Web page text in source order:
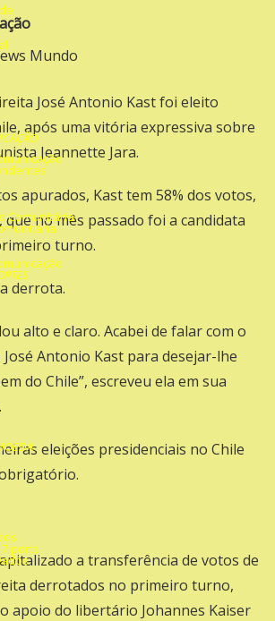
Mundo
José Antonio Kast foi eleito
após uma vitória expressiva sobre
Jeannette Jara.
apurados, Kast tem 58% dos votos,
que no mês passado foi a candidata
turno.
derrota.
alto e claro. Acabei de falar com o
Antonio Kast para desejar-lhe
do Chile”, escreveu ela em sua
eleições presidenciais no Chile
a transferência de votos de
derrotados no primeiro turno,
apoio do libertário Johannes Kaiser
Comunitária
ports